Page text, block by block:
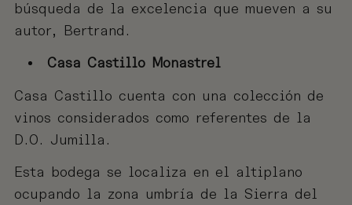
búsqueda de la excelencia que mueven a su
autor, Bertrand.
Casa Castillo Monastrel
Casa Castillo cuenta con una colección de
vinos considerados como referentes de la
D.O. Jumilla.
Esta bodega se localiza en el altiplano
ocupando la zona umbría de la Sierra del